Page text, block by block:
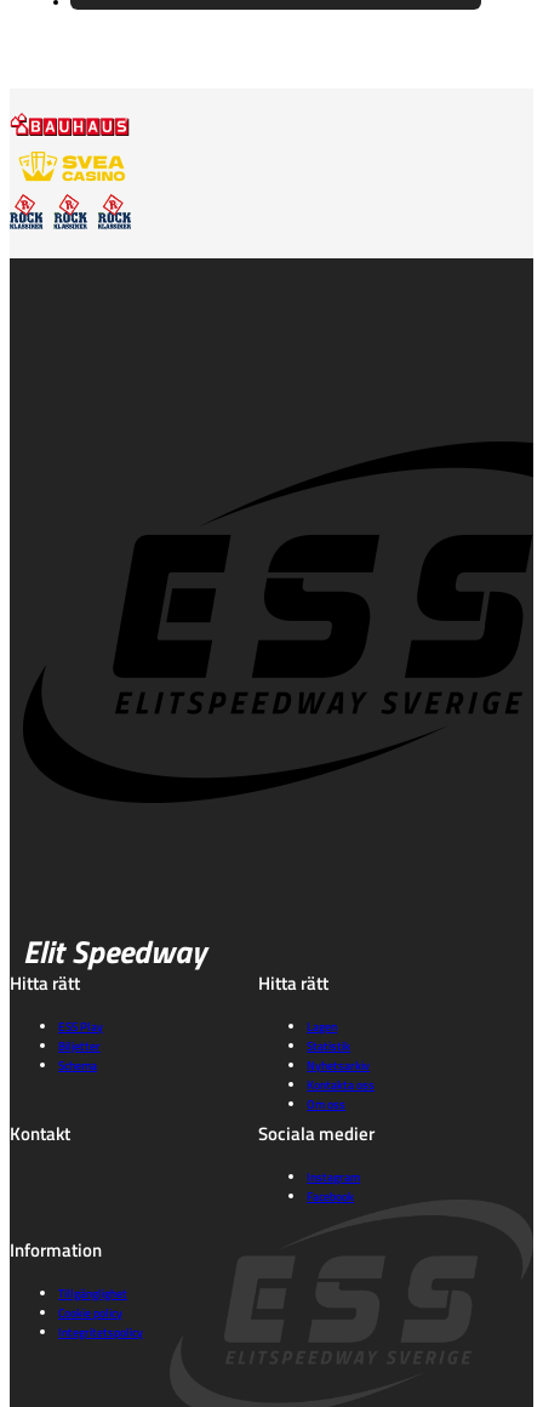
Elit Speedway
Hitta rätt
ESS Play
Biljetter
Schema
Hitta rätt
Lagen
Statistik
Nyhetsarkiv
Kontakta oss
Om oss
Kontakt Sociala medier
Instagram
Facebook
Information
Tillgänglighet
Cookie policy
Integritetspolicy